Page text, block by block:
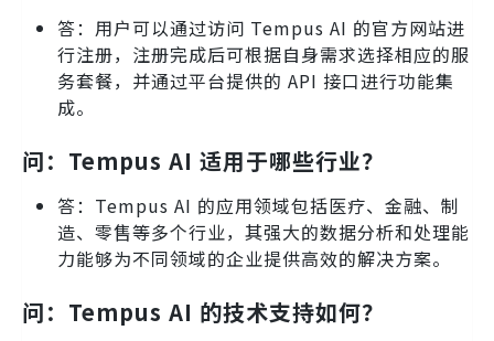
答：用户可以通过访问 Tempus AI 的官方网站进
行注册，注册完成后可根据自身需求选择相应的服
务套餐，并通过平台提供的 API 接口进行功能集
成。
问：Tempus AI 适用于哪些行业？
答：Tempus AI 的应用领域包括医疗、金融、制
造、零售等多个行业，其强大的数据分析和处理能
力能够为不同领域的企业提供高效的解决方案。
问：Tempus AI 的技术支持如何？